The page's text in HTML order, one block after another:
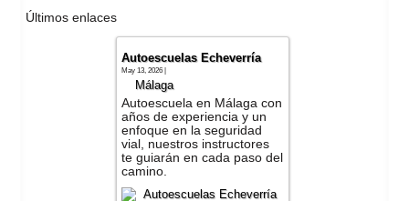
Últimos enlaces
Autoescuelas Echeverría
May 13, 2026 |
Málaga
Autoescuela en Málaga con
años de experiencia y un
enfoque en la seguridad
vial, nuestros instructores
te guiarán en cada paso del
camino.